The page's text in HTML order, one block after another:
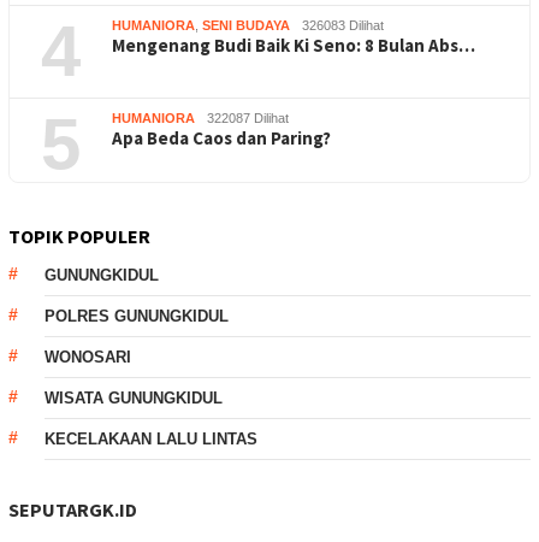
4 HUMANIORA SENI BUDAYA 326083 Dilihat
Mengenang Budi Baik Ki Seno: 8 Bulan Abs…
5 HUMANIORA 322087 Dilihat
Apa Beda Caos dan Paring?
TOPIK POPULER
GUNUNGKIDUL
POLRES GUNUNGKIDUL
WONOSARI
WISATA GUNUNGKIDUL
KECELAKAAN LALU LINTAS
SEPUTARGK.ID